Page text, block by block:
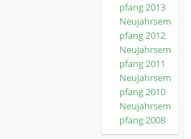
pfang 2013
Neujahrsem
pfang 2012
Neujahrsem
pfang 2011
Neujahrsem
pfang 2010
Neujahrsem
pfang 2008